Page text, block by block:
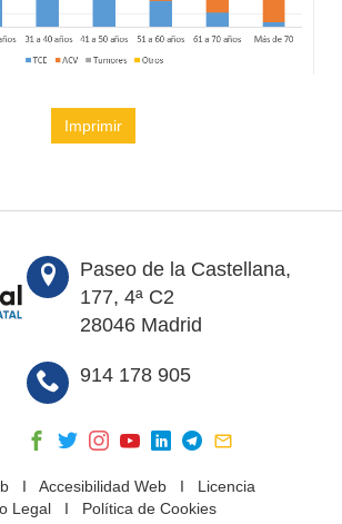
Imprimir
Paseo de la Castellana,
177, 4ª C2
28046 Madrid
914 178 905
I Accesibilidad WebI Licencia
Legal I Política de Cookies